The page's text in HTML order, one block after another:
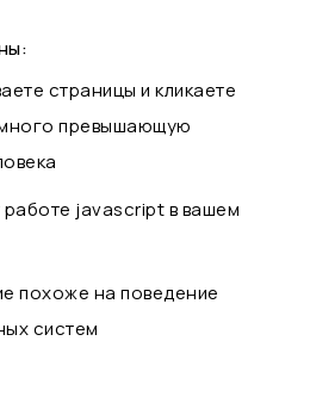
страницы и кликаете
превышающую
javascript в вашем
похоже на поведение
систем